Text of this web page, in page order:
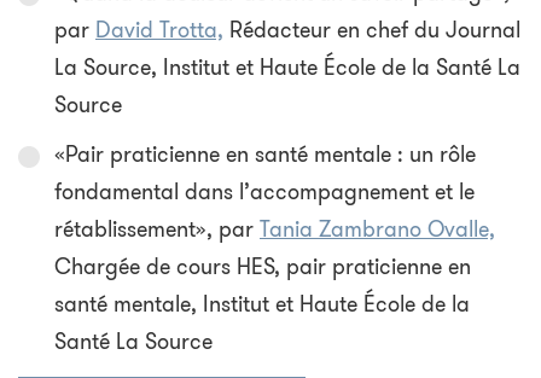
par David Trotta, Rédacteur en chef du Journal
La Source, Institut et Haute École de la Santé La
Source
«Pair praticienne en santé mentale : un rôle
fondamental dans l’accompagnement et le
rétablissement», parTania Zambrano Ovalle,
Chargée de cours HES, pair praticienne en
santé mentale, Institut et Haute École de la
Santé La Source